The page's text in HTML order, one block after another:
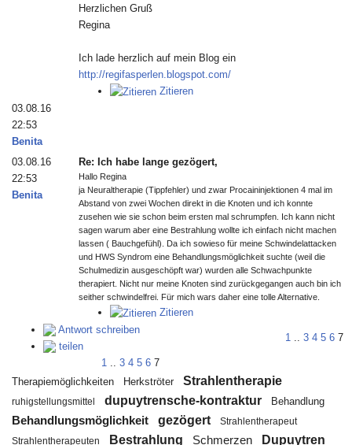
Herzlichen Gruß
Regina
Ich lade herzlich auf mein Blog ein
http://regifasperlen.blogspot.com/
Zitieren
03.08.16
22:53
Benita
03.08.16
22:53
Benita
Re: Ich habe lange gezögert,
Hallo Regina
ja Neuraltherapie (Tippfehler) und zwar Procaininjektionen 4 mal im
Abstand von zwei Wochen direkt in die Knoten und ich konnte
zusehen wie sie schon beim ersten mal schrumpfen. Ich kann nicht
sagen warum aber eine Bestrahlung wollte ich einfach nicht machen
lassen ( Bauchgefühl). Da ich sowieso für meine Schwindelattacken
und HWS Syndrom eine Behandlungsmöglichkeit suchte (weil die
Schulmedizin ausgeschöpft war) wurden alle Schwachpunkte
therapiert. Nicht nur meine Knoten sind zurückgegangen auch bin ich
seither schwindelfrei. Für mich wars daher eine tolle Alternative.
Zitieren
Antwort schreiben
teilen
1 .. 3 4 5 6 7
1 .. 3 4 5 6 7
Therapiemöglichkeiten
Herkströter Strahlentherapie
ruhigstellungsmittel dupuytrensche-kontraktur Behandlung
Behandlungsmöglichkeit gezögert
Strahlentherapeut
Strahlentherapeuten
Bestrahlung Schmerzen Dupuytren